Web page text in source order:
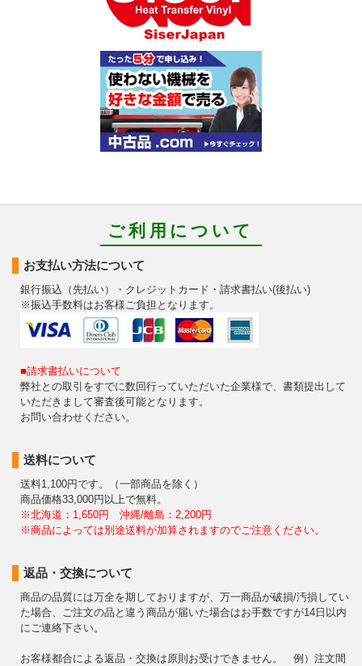
ご利用について
お支払い方法について
銀行振込（先払い）・クレジットカード・請求書払い(後払い)
※振込手数料はお客様ご負担となります。
■請求書払いについて
弊社との取引をすでに数回行っていただいた企業様で、書類提出して
いただきまして審査後可能となります。
お問い合わせください。
送料について
送料1,100円です。（一部商品を除く）
商品価格33,000円以上で無料。
※北海道：1,650円 沖縄/離島：2,200円
※商品によっては別途送料が加算されますのでご注意ください。
返品・交換について
商品の品質には万全を期しておりますが、万一商品が破損/汚損してい
た場合、ご注文の品と違う商品が届いた場合はお手数ですが14日以内
にご連絡下さい。
お客様都合による返品・交換は原則お受けできません。 例）注文間